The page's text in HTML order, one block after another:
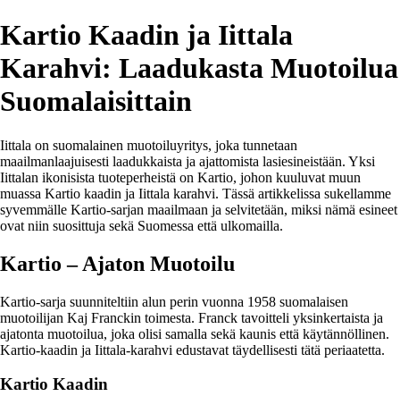
Kartio Kaadin ja Iittala
Karahvi: Laadukasta Muotoilua
Suomalaisittain
Iittala on suomalainen muotoiluyritys, joka tunnetaan
maailmanlaajuisesti laadukkaista ja ajattomista lasiesineistään. Yksi
Iittalan ikonisista tuoteperheistä on Kartio, johon kuuluvat muun
muassa Kartio kaadin ja Iittala karahvi. Tässä artikkelissa sukellamme
syvemmälle Kartio-sarjan maailmaan ja selvitetään, miksi nämä esineet
ovat niin suosittuja sekä Suomessa että ulkomailla.
Kartio – Ajaton Muotoilu
Kartio-sarja suunniteltiin alun perin vuonna 1958 suomalaisen
muotoilijan Kaj Franckin toimesta. Franck tavoitteli yksinkertaista ja
ajatonta muotoilua, joka olisi samalla sekä kaunis että käytännöllinen.
Kartio-kaadin ja Iittala-karahvi edustavat täydellisesti tätä periaatetta.
Kartio Kaadin